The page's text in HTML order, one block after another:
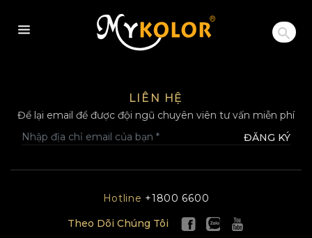
MYKOLOR
LIÊN HỆ
Để lại email để được đội ngũ chuyên viên tư vấn miễn phí
ĐĂNG KÝ
Hotline +1800 6600
Theo Dõi Chúng Tôi